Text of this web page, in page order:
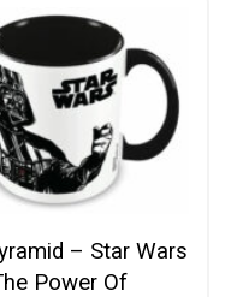
– Star Wars
Power Of